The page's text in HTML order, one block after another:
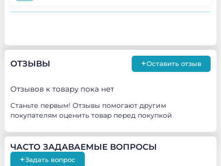
ОТЗЫВЫ +Оставить отзыв
Отзывов к товару пока нет
Станьте первым! Отзывы помогают другим
покупателям оценить товар перед покупкой
ЧАСТО ЗАДАВАЕМЫЕ ВОПРОСЫ
+Задать вопрос